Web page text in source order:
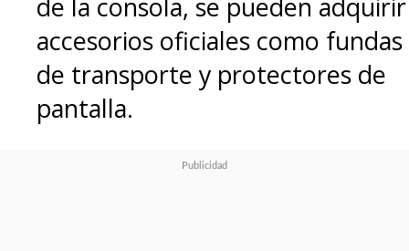
de la consola, se pueden adquirir
accesorios oficiales como fundas
de transporte y protectores de
pantalla.